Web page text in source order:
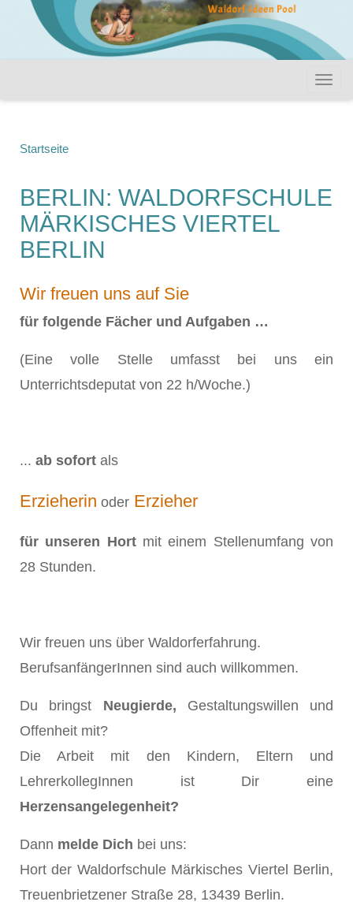
Startseite
BERLIN: WALDORFSCHULE
MÄRKISCHES VIERTEL
BERLIN
Wir freuen uns auf Sie
für folgende Fächer und Aufgaben …
(Eine volle Stelle umfasst bei uns ein
Unterrichtsdeputat von 22 h/Woche.)
... ab sofort als
Erzieherin oder Erzieher
für unseren Hortmit einem Stellenumfang von
28 Stunden.
Wir freuen uns über Waldorferfahrung.
BerufsanfängerInnen sind auch willkommen.
Du bringst Neugierde, Gestaltungswillen und
Offenheit mit?
Die Arbeit mit den Kindern, Eltern und
LehrerkollegInnen ist Dir eine
Herzensangelegenheit?
Dann melde Dich bei uns:
Hort der Waldorfschule Märkisches Viertel Berlin,
Treuenbrietzener Straße 28, 13439 Berlin.